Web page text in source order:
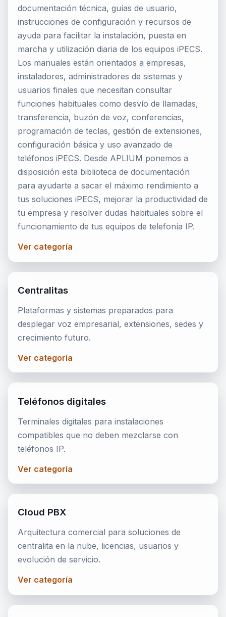
documentación técnica, guías de usuario,
instrucciones de configuración y recursos de
ayuda para facilitar la instalación, puesta en
marcha y utilización diaria de los equipos iPECS.
Los manuales están orientados a empresas,
instaladores, administradores de sistemas y
usuarios finales que necesitan consultar
funciones habituales como desvío de llamadas,
transferencia, buzón de voz, conferencias,
programación de teclas, gestión de extensiones,
configuración básica y uso avanzado de
teléfonos iPECS. Desde APLIUM ponemos a
disposición esta biblioteca de documentación
para ayudarte a sacar el máximo rendimiento a
tus soluciones iPECS, mejorar la productividad de
tu empresa y resolver dudas habituales sobre el
funcionamiento de tus equipos de telefonía IP.
Ver categoría
Centralitas
Plataformas y sistemas preparados para
desplegar voz empresarial, extensiones, sedes y
crecimiento futuro.
Ver categoría
Teléfonos digitales
Terminales digitales para instalaciones
compatibles que no deben mezclarse con
teléfonos IP.
Ver categoría
Cloud PBX
Arquitectura comercial para soluciones de
centralita en la nube, licencias, usuarios y
evolución de servicio.
Ver categoría